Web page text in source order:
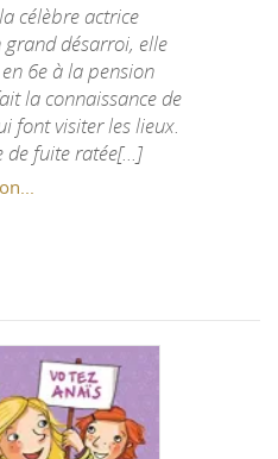
célèbre actrice
grand désarroi, elle
6e à la pension
la connaissance de
font visiter les lieux.
de fuite ratée[...]